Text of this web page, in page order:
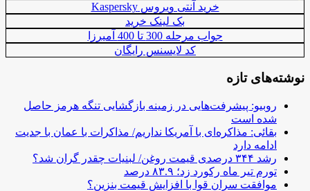
خرید آنتی ویروس Kaspersky
بک لینک خرید
جواب مرحله 300 تا 400 آمیرزا
کد لایسنس رایگان
نوشته‌های تازه
روبیو: پیشرفت‌هایی در زمینه بازگشایی تنگه هرمز حاصل
شده است
بقائی: مذاکره‌ای با آمریکا نداریم/ مذاکرات با عمان با جدیت
ادامه دارد
رشد ۳۴۴ درصدی قیمت روغن/ لبنیات چقدر گران شد؟
تورم تیر ماه رکورد زد؛ ۸۳.۹ درصد
موافقت سران قوا با افزایش قیمت بنزین؟